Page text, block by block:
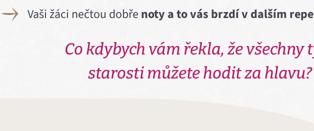
Vaši žáci nečtou dobře noty a to vás brzdí v dalším
Co kdybych vám řekla, že všechny
starosti můžete hodit za hlavu?